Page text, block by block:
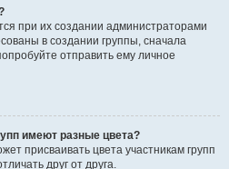
при их создании администраторами
в создании группы, сначала
отправить ему личное
имеют разные цвета?
присваивать цвета участникам групп
друг от друга.